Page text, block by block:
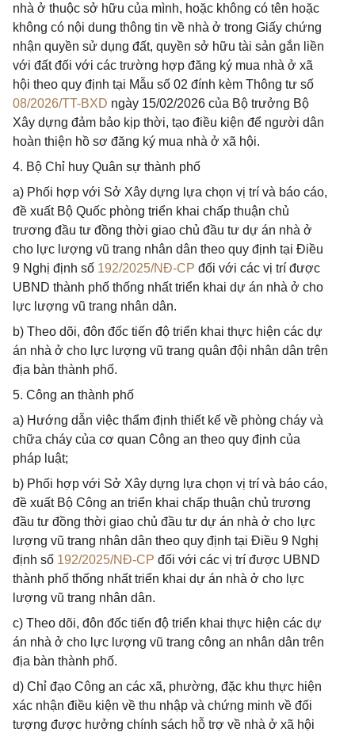
nhà ở thuộc sở hữu của mình, hoặc không có tên hoặc
không có nội dung thông tin về nhà ở trong Giấy chứng
nhận quyền sử dụng đất, quyền sở hữu tài sản gắn liền
với đất đối với các trường hợp đăng ký mua nhà ở xã
hội theo quy định tại Mẫu số 02 đính kèm Thông tư số
08/2026/TT-BXD ngày 15/02/2026 của Bộ trưởng Bộ
Xây dựng đảm bảo kịp thời, tạo điều kiện để người dân
hoàn thiện hồ sơ đăng ký mua nhà ở xã hội.
4. Bộ Chỉ huy Quân sự thành phố
a) Phối hợp với Sở Xây dựng lựa chọn vị trí và báo cáo,
đề xuất Bộ Quốc phòng triển khai chấp thuận chủ
trương đầu tư đồng thời giao chủ đầu tư dự án nhà ở
cho lực lượng vũ trang nhân dân theo quy định tại Điều
9 Nghị định số 192/2025/NĐ-CP đối với các vị trí được
UBND thành phố thống nhất triển khai dự án nhà ở cho
lực lượng vũ trang nhân dân.
b) Theo dõi, đôn đốc tiến độ triển khai thực hiện các dự
án nhà ở cho lực lượng vũ trang quân đội nhân dân trên
địa bàn thành phố.
5. Công an thành phố
a) Hướng dẫn việc thẩm định thiết kế về phòng cháy và
chữa cháy của cơ quan Công an theo quy định của
pháp luật;
b) Phối hợp với Sở Xây dựng lựa chọn vị trí và báo cáo,
đề xuất Bộ Công an triển khai chấp thuận chủ trương
đầu tư đồng thời giao chủ đầu tư dự án nhà ở cho lực
lượng vũ trang nhân dân theo quy định tại Điều 9 Nghị
định số 192/2025/NĐ-CP đối với các vị trí được UBND
thành phố thống nhất triển khai dự án nhà ở cho lực
lượng vũ trang nhân dân.
c) Theo dõi, đôn đốc tiến độ triển khai thực hiện các dự
án nhà ở cho lực lượng vũ trang công an nhân dân trên
địa bàn thành phố.
d) Chỉ đạo Công an các xã, phường, đặc khu thực hiện
xác nhận điều kiện về thu nhập và chứng minh về đối
tượng được hưởng chính sách hỗ trợ về nhà ở xã hội